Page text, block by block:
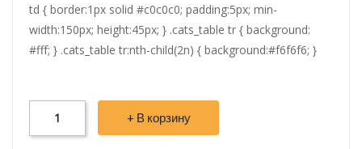
td { border:1px solid #c0c0c0; padding:5px; min-
width:150px; height:45px; } .cats_table tr { background:
#fff; } .cats_table tr:nth-child(2n) { background:#f6f6f6; }
+ В корзину